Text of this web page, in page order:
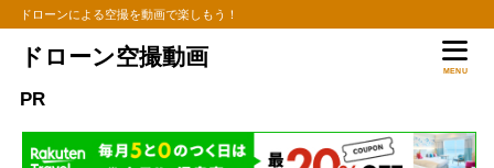
ドローンによる空撮を動画で楽しもう！
ドローン空撮動画
MENU
PR